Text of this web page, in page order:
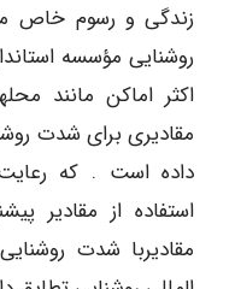
زندگی و رسوم خاص
روشنایی مؤسسه
اکثر اماکن مانند
مقادیری برای شدت
داده است . که
استفاده از مقادیر
مقادیربا شدت